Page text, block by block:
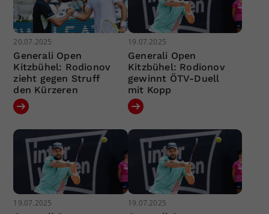
20.07.2025
Generali Open
Kitzbühel: Rodionov
zieht gegen Struff
den Kürzeren
19.07.2025
Generali Open
Kitzbühel: Rodionov
gewinnt ÖTV-Duell
mit Kopp
19.07.2025 19.07.2025